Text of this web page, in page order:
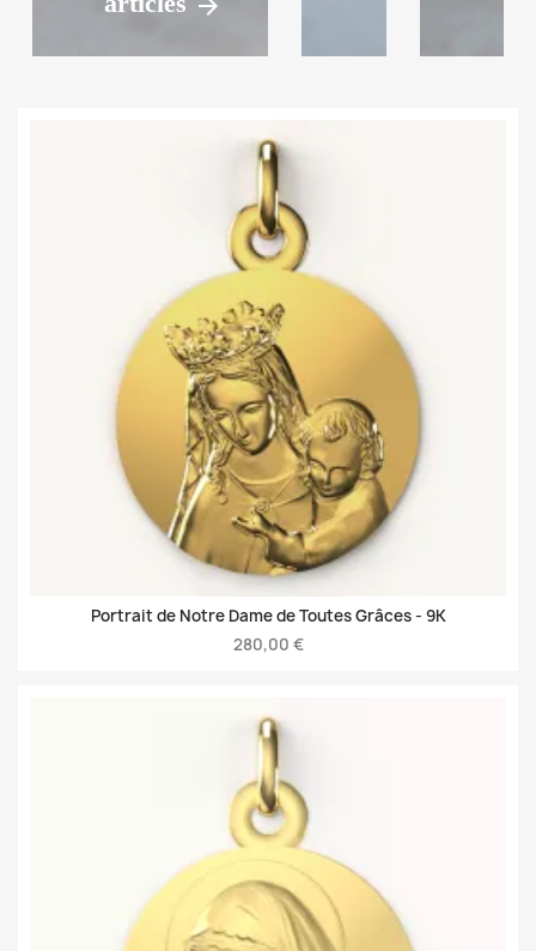

Portrait de Notre Dame de Toutes Grâces - 9K
280,00 €